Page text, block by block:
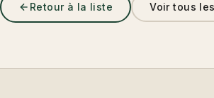
Retour à la liste Voir tous